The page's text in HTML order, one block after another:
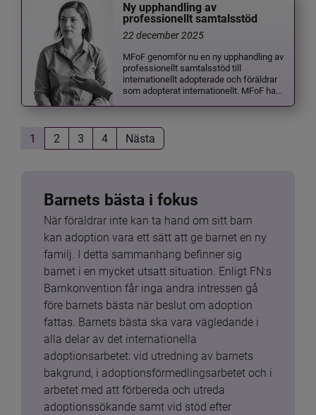
Ny upphandling av
professionellt samtalsstöd
22 december 2025
MFoF genomför nu en ny upphandling av
professionellt samtalsstöd till
internationellt adopterade och föräldrar
som adopterat internationellt. MFoF ha...
1 2 3 4 Nästa
Barnets bästa i fokus
När föräldrar inte kan ta hand om sitt barn
kan adoption vara ett sätt att ge barnet en ny
familj. I detta sammanhang befinner sig
barnet i en mycket utsatt situation. Enligt FN:s
Barnkonvention får inga andra intressen gå
före barnets bästa när beslut om adoption
fattas. Barnets bästa ska vara vägledande i
alla delar av det internationella
adoptionsarbetet: vid utredning av barnets
bakgrund, i adoptionsförmedlingsarbetet och i
arbetet med att förbereda och utreda
adoptionssökande samt vid stöd efter